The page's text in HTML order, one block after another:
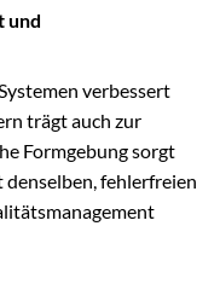
und
verbessert
trägt auch zur
Formgebung sorgt
fehlerfreien